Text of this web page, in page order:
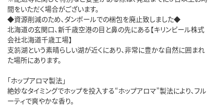
間をいただく場合がございます。
◆資源削減のため、ダンボールでの梱包を廃止致しました◆
北海道の玄関口、新千歳空港の目と鼻の先にある【キリンビール株式
会社北海道千歳工場】
支笏湖という素晴らしい湖が近くにあり、非常に豊かな自然に囲まれ
た場所にあります。
「ホップアロマ製法」
絶妙なタイミングでホップを投入する“ホップアロマ”製法により、フル
ーティで爽やかな香り。